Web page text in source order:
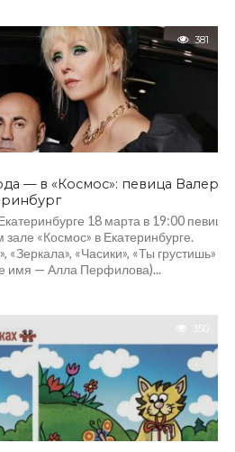
381
— в «Космос»: певица Валерия
18 марта в 19:00 певица
зале «Космос» в Екатеринбурге.
«Часики», «Ты грустишь» и
имя — Алла Перфилова)...
350